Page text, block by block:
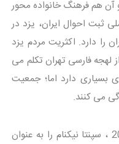
آن هم فرهنگ خانواده محور
ثبت احوال ایران، یزد در
را دارد. اکثریت مردم یزد
لهجه فارسی تهران تکلم می
بسیاری دارد اما؛ جمعیت
می کنند.
در سال 2013 ، سپنتا نیکنام را به عنوان